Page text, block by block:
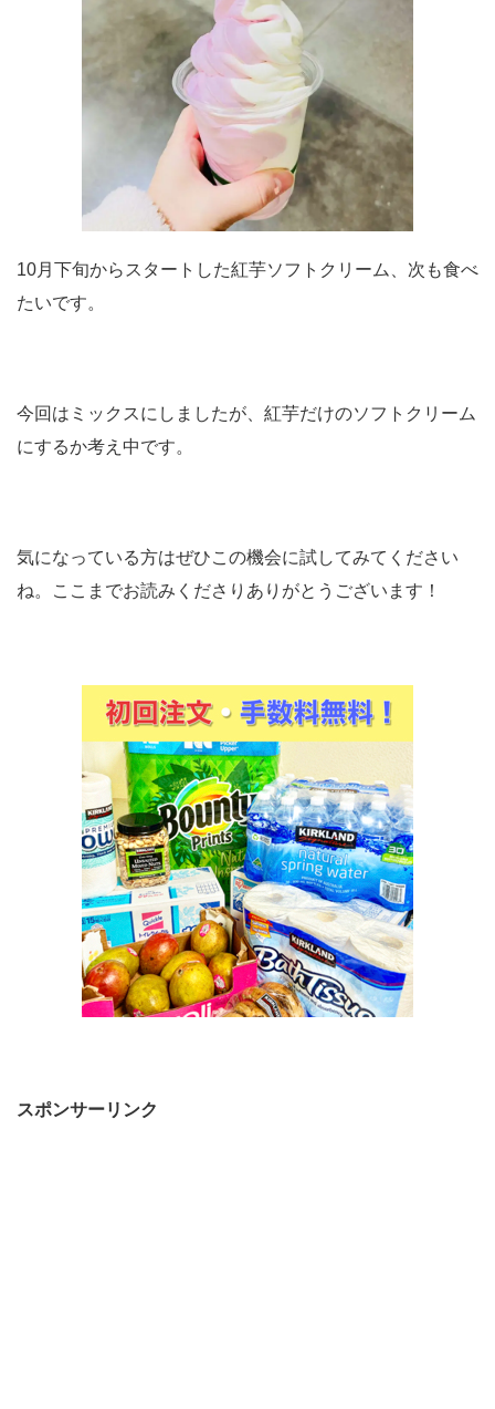
10月下旬からスタートした紅芋ソフトクリーム、次も食べ
たいです。
今回はミックスにしましたが、紅芋だけのソフトクリーム
にするか考え中です。
気になっている方はぜひこの機会に試してみてください
ね。ここまでお読みくださりありがとうございます！
スポンサーリンク